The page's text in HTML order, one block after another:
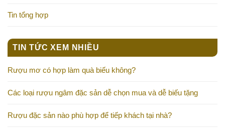
Tin tổng hợp
TIN TỨC XEM NHIỀU
Rượu mơ có hợp làm quà biếu không?
Các loại rượu ngâm đặc sản dễ chọn mua và dễ biếu tặng
Rượu đặc sản nào phù hợp để tiếp khách tại nhà?